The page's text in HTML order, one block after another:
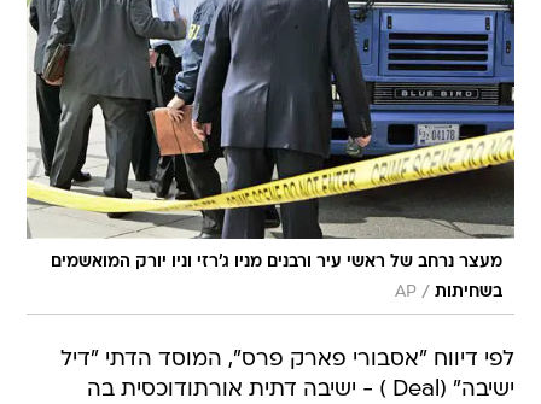
מעצר נרחב של ראשי עיר ורבנים מניו ג'רזי וניו יורק המואשמים
בשחיתות /
AP
לפי דיווח "אסבורי פארק פרס", המוסד הדתי "דיל
ישיבה" (Deal ) - ישיבה דתית אורתודוכסית בה